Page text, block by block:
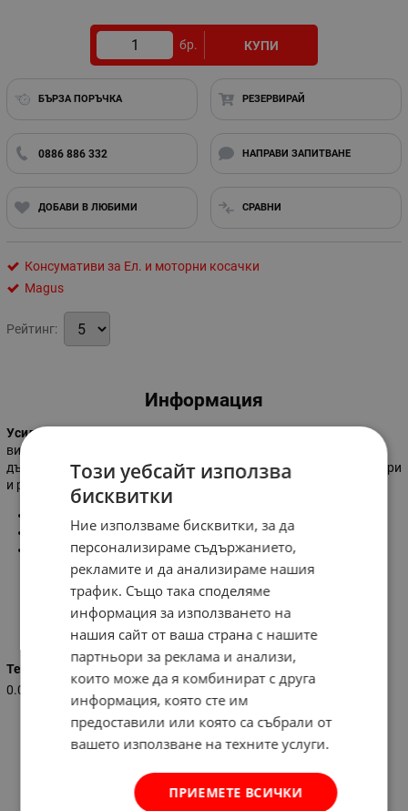
бр. КУПИ
БЪРЗА ПОРЪЧКА РЕЗЕРВИРАЙ
0886 886 332 НАПРАВИ ЗАПИТВАНЕ
ДОБАВИ В ЛЮБИМИ СРАВНИ
Консумативи за Ел. и моторни косачки
Magus
Рейтинг:
Информация
Усилена корда за тримери
висококачествен найлон с усилена сърцевина за повишена
дълготрайност. За употреба с бензинови и електрически тримери
и ръчни косачки на трева.
Дължина:15 м
Профил:квадрат
Характеристики
Тегло (кг.)
0.090
Този уебсайт използва
бисквитки
Ние използваме бисквитки, за да
персонализираме съдържанието,
рекламите и да анализираме нашия
трафик. Също така споделяме
информация за използването на
нашия сайт от ваша страна с нашите
партньори за реклама и анализи,
които може да я комбинират с друга
информация, която сте им
предоставили или която са събрали от
вашето използване на техните услуги.
ПРИЕМЕТЕ ВСИЧКИ